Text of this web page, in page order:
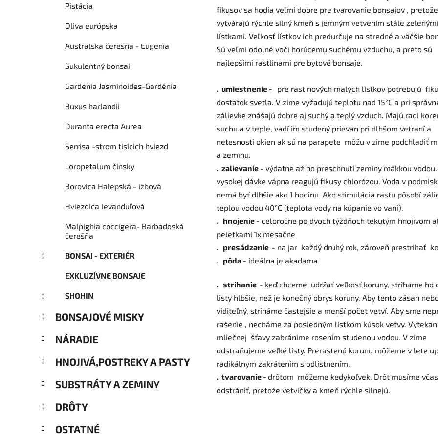
Pistácia
Oliva európska
Austrálska čerešňa - Eugenia
Sukulentný bonsai
Gardenia Jasminoides-Gardénia
Buxus harlandii
Duranta erecta Aurea
Serrisa -strom tisícich hviezd
Loropetalum čínsky
Borovica Halepská - izbová
Hviezdica levanduľová
Malpighia coccigera- Barbadoská
čerešňa
BONSAI - EXTERIÉR
EXKLUZÍVNE BONSAJE
SHOHIN
BONSAJOVÉ MISKY
NÁRADIE
HNOJIVÁ,POSTREKY A PASTY
SUBSTRÁTY A ZEMINY
DRÔTY
OSTATNÉ
fíkusov sa hodia veľmi dobre pre tvarovanie bonsajov , pretože
vytvárajú rýchle silný kmeň s jemným vetvením stále zelenými
lístkami. Veľkosť lístkov ich predurčuje na stredné a väčšie
Sú veľmi odolné voči horúcemu suchému vzduchu, a preto sú
najlepšími rastlinami pre bytové bonsaje.
. umiestnenie -
pre rast nových malých lístkov potrebujú
dostatok svetla. V zime vyžadujú teplotu nad 15°C a pri
zálievke znášajú dobre aj suchý a teplý vzduch. Majú radi
suchu a v teple, vadí im studený prievan pri dlhšom vetraní a
netesnosti okien ak sú na parapete môžu v zime podchladiť
a zeminu.
. zalievanie - výdatne až po preschnutí zeminy mäkkou
vysokej dávke vápna reagujú fikusy chlorózou. Voda v
nemá byť dlhšie ako 1 hodinu. Ako stimulácia rastu pôsobí
teplou vodou 40°C (teplota vody na kúpanie vo vani).
. hnojenie - celoročne po dvoch týždňoch tekutým hnojivom
peletkami 1x mesačne
. presádzanie - na jar každý druhý rok, zároveň prestrihať
. pôda - ideálna je akadama
. strihanie - keď chceme udržať veľkosť koruny, strihame ho
listy hlbšie, než je konečný obrys koruny. Aby tento zásah
viditeľný, striháme častejšie a menší počet vetví. Aby sme
rašenie , necháme za posledným lístkom kúsok vetvy.
mliečnej šťavy zabránime rosením studenou vodou. V zime
odstraňujeme veľké listy. Prerastenú korunu môžeme v lete
radikálnym zakrátením s odlistnením.
. tvarovanie - drôtom môžeme kedykoľvek. Drôt musíme včas
odstrániť, pretože vetvičky a kmeň rýchle silnejú.